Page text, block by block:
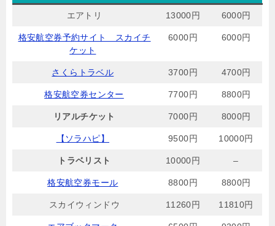
エアトリ 13000円 6000円
格安航空券予約サイト スカイチ
ケット
6000円 6000円
さくらトラベル 3700円 4700円
格安航空券センター 7700円 8800円
リアルチケット 7000円 8000円
【ソラハピ】 9500円 10000円
トラベリスト 10000円 –
格安航空券モール 8800円 8800円
スカイウィンドウ 11260円 11810円